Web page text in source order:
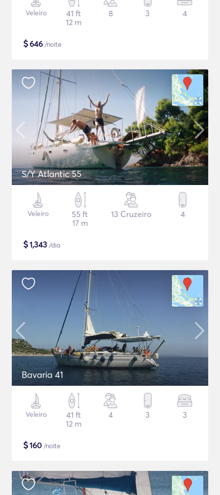
Veleiro
41 ft
12 m
8 3 4
$646 /noite
S/Y Atlantic 55
Veleiro
55 ft
17 m
13 Cruzeiro 4
$1,343 /dia
Bavaria 41
Veleiro
41 ft
12 m
4 3 3
$160 /noite